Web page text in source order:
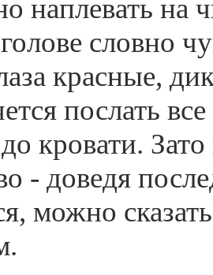
наплевать на
словно
красные,
послать
кровати.
- доведя
можно